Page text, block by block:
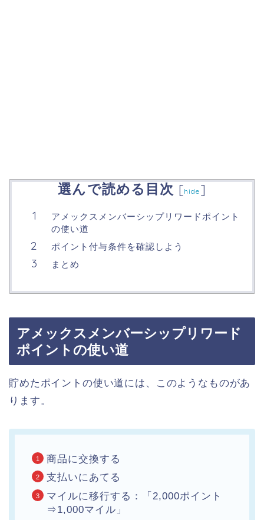
選んで読める目次 [hide ]
アメックスメンバーシップリワードポイント
の使い道
ポイント付与条件を確認しよう
まとめ
アメックスメンバーシップリワード
ポイントの使い道
貯めたポイントの使い道には、このようなものがあ
ります。
商品に交換する
支払いにあてる
マイルに移行する：「2,000ポイント
⇒1,000マイル」